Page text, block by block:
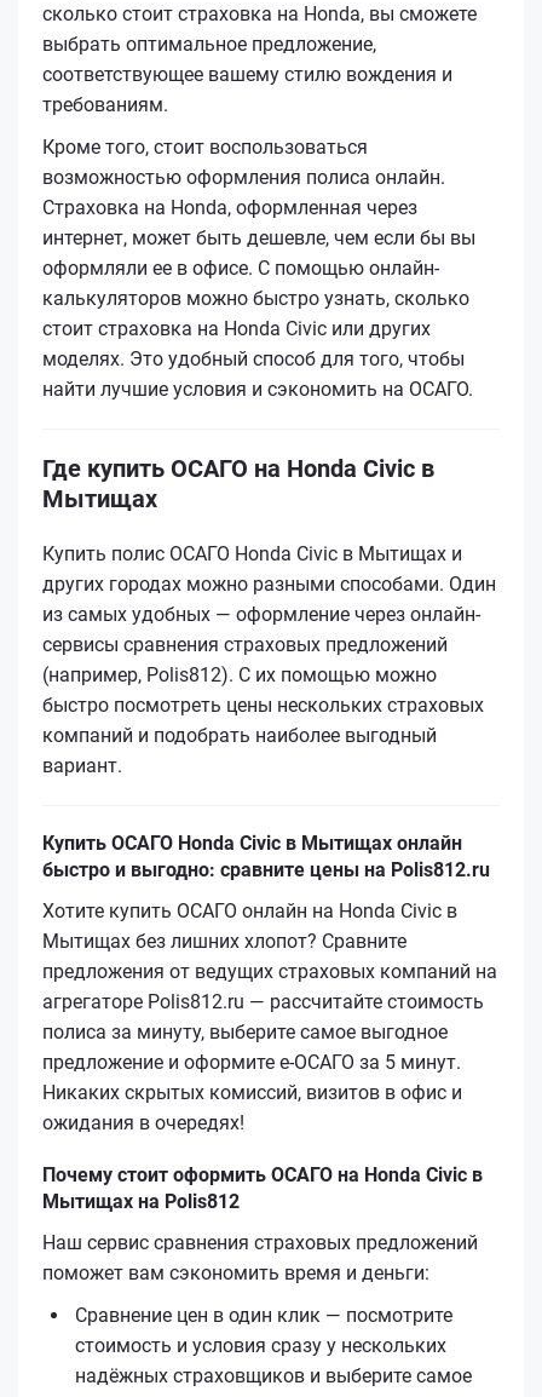
сколько стоит страховка на Honda, вы сможете
выбрать оптимальное предложение,
соответствующее вашему стилю вождения и
требованиям.
Кроме того, стоит воспользоваться
возможностью оформления полиса онлайн.
Страховка на Honda, оформленная через
интернет, может быть дешевле, чем если бы вы
оформляли ее в офисе. С помощью онлайн-
калькуляторов можно быстро узнать, сколько
стоит страховка на Honda Civic или других
моделях. Это удобный способ для того, чтобы
найти лучшие условия и сэкономить на ОСАГО.
Где купить ОСАГО на Honda Civic в
Мытищах
Купить полис ОСАГО Honda Civic в Мытищах и
других городах можно разными способами. Один
из самых удобных — оформление через онлайн-
сервисы сравнения страховых предложений
(например, Polis812). С их помощью можно
быстро посмотреть цены нескольких страховых
компаний и подобрать наиболее выгодный
вариант.
Купить ОСАГО Honda Civic в Мытищах онлайн
быстро и выгодно: сравните цены на Polis812.ru
Хотите купить ОСАГО онлайн на Honda Civic в
Мытищах без лишних хлопот? Сравните
предложения от ведущих страховых компаний на
агрегаторе Polis812.ru — рассчитайте стоимость
полиса за минуту, выберите самое выгодное
предложение и оформите е‑ОСАГО за 5 минут.
Никаких скрытых комиссий, визитов в офис и
ожидания в очередях!
Почему стоит оформить ОСАГО на Honda Civic в
Мытищах на Polis812
Наш сервис сравнения страховых предложений
поможет вам сэкономить время и деньги:
Сравнение цен в один клик — посмотрите
стоимость и условия сразу у нескольких
надёжных страховщиков и выберите самое